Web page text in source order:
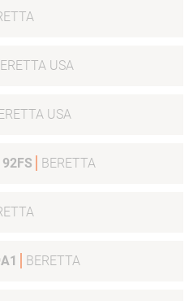
USA
USA
BERETTA
BERETTA